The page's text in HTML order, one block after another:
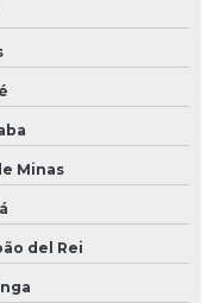
de fluidos térmicos
industrial
Minas
del Rei